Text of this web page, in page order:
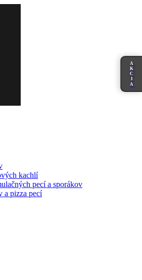
kachlí
pecí a sporákov
a pizza pecí
A
K
C
I
A